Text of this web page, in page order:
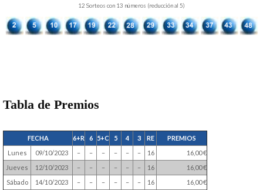
12 Sorteos con 13 números (reducción al 5)
Tabla de Premios
FECHA 6+R 6 5+C 5 4 3 RE
PREMIOS
Lunes
09/10/2023 – – – – – – 16
16,00 €
Jueves
12/10/2023 – – – – – – 16
16,00 €
Sábado
14/10/2023 – – – – – – 16
16,00 €